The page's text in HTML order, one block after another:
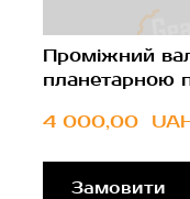
Проміжний
планетарною
4 000,00
Замовити